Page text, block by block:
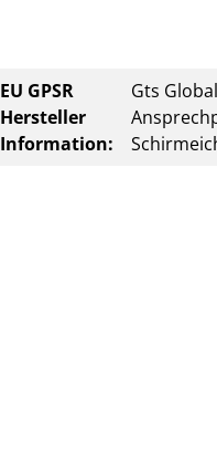
EU GPSR
Hersteller
Information:
Gts